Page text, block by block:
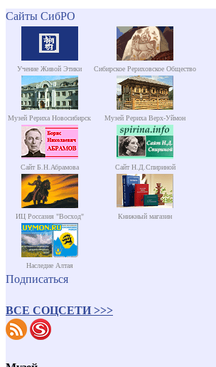
Сайты СибРО
Учение Живой Этики Сибирское Рериховское Общество
Музей Рериха Новосибирск Музей Рериха Верх-Уймон
Сайт Б.Н.Абрамова Сайт Н.Д.Спириной
ИЦ Россазия "Восход" Книжный магазин
Наследие Алтая
Подписаться
ВСЕ СОЦСЕТИ >>>